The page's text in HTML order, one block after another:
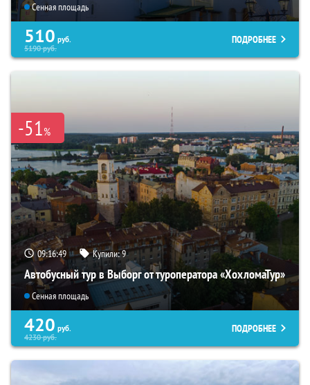
Сенная площадь
510 руб.
5190руб.
ПОДРОБНЕЕ
-51%
09:16:47 Купили:9
Автобусный тур в Выборг от туроператора «ХохломаТур»
Сенная площадь
420 руб.
4230руб.
ПОДРОБНЕЕ